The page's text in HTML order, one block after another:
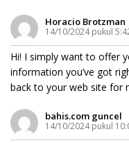
Horacio Brotzman
14/10/2024 pukul
Hi! I simply want to offer
information you’ve got
back to your web site for
bahis.com guncel
14/10/2024 pukul